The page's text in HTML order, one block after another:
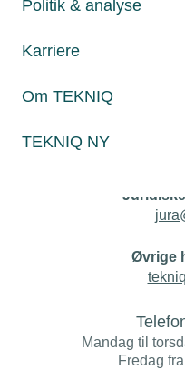
Politik & analyse
Karriere
Om TEKNIQ
TEKNIQ NY
Øvrige
Mandag til
Fredag